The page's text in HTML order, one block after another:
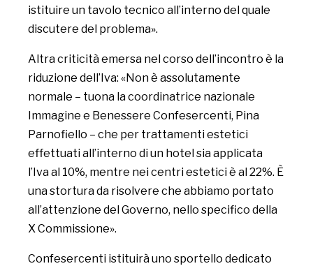
istituire un tavolo tecnico all’interno del quale
discutere del problema».
Altra criticità emersa nel corso dell’incontro è la
riduzione dell’Iva: «Non è assolutamente
normale – tuona la coordinatrice nazionale
Immagine e Benessere Confesercenti, Pina
Parnofiello – che per trattamenti estetici
effettuati all’interno di un hotel sia applicata
l’Iva al 10%, mentre nei centri estetici è al 22%. È
una stortura da risolvere che abbiamo portato
all’attenzione del Governo, nello specifico della
X Commissione».
Confesercenti istituirà uno sportello dedicato